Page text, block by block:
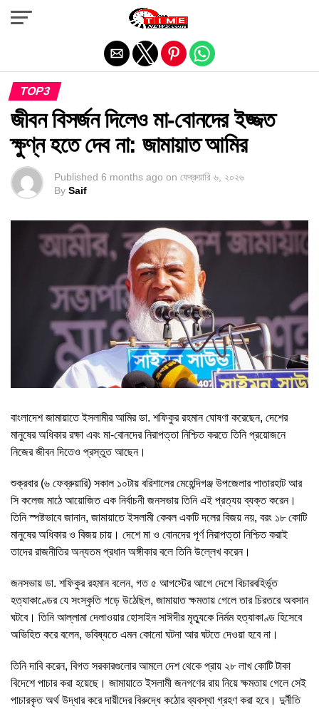
TOP3
জীবন বিসর্জন দিলেও মা-বোনদের ইজ্জত
ক্ষুণ্ন হতে দেব না: জামায়াত আমির
Published 6 months ago on ফেব্রুয়ারি ৬, ২০২৬
By Saif
বাংলাদেশ জামায়াতে ইসলামীর আমির ডা. শফিকুর রহমান ঘোষণা করেছেন, দেশের
মানুষের অধিকার রক্ষা এবং মা-বোনদের নিরাপত্তা নিশ্চিত করতে তিনি প্রয়োজনে
নিজের জীবন দিতেও প্রস্তুত আছেন।
শুক্রবার (৬ ফেব্রুয়ারি) সকাল ১০টায় বরিশালের মেহেন্দিগঞ্জ উপজেলার পাতারহাট আর
সি কলেজ মাঠে আয়োজিত এক নির্বাচনী জনসভায় তিনি এই প্রত্যয় ব্যক্ত করেন।
তিনি স্পষ্টভাবে জানান, জামায়াতে ইসলামী কেবল একটি দলের বিজয় নয়, বরং ১৮ কোটি
মানুষের অধিকার ও বিজয় চায়। দেশে মা ও বোনদের পূর্ণ নিরাপত্তা নিশ্চিত করাই
তাদের রাজনীতির অন্যতম প্রধান অঙ্গীকার বলে তিনি উল্লেখ করেন।
জনসভায় ডা. শফিকুর রহমান বলেন, গত ৫ আগস্টের আগে দেশে বিচারবহির্ভূত
হত্যাকাণ্ডের যে সংস্কৃতি গড়ে উঠেছিল, জামায়াত ক্ষমতায় গেলে তার চিরতরে অবসান
ঘটবে। তিনি আল্লামা দেলাওয়ার হোসাইন সাঈদীর মৃত্যুকে নির্মম হত্যাকাণ্ড হিসেবে
অভিহিত করে বলেন, ভবিষ্যতে এমন কোনো ঘটনা আর ঘটতে দেওয়া হবে না।
তিনি দাবি করেন, বিগত সরকারগুলোর আমলে দেশ থেকে প্রায় ২৮ লাখ কোটি টাকা
বিদেশে পাচার করা হয়েছে। জামায়াতে ইসলামী জনগণের রায় নিয়ে ক্ষমতায় গেলে সেই
পাচারকৃত অর্থ উদ্ধার করে দায়ীদের বিরুদ্ধে কঠোর ব্যবস্থা গ্রহণ করা হবে। দুর্নীতি
Exit mobile version